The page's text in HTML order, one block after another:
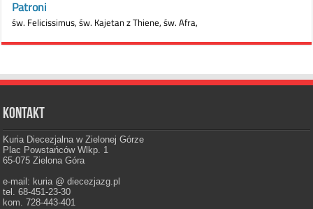
Kontakt
Kuria Diecezjalna w Zielonej Górze
Plac Powstańców Wlkp. 1
65-075 Zielona Góra
e-mail: kuria @ diecezjazg.pl
tel. 68-451-23-30
kom. 728-443-401